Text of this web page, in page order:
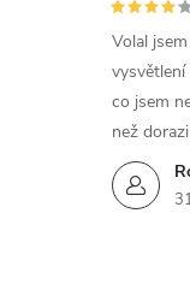
Volal
vysvětlení
co jsem
než